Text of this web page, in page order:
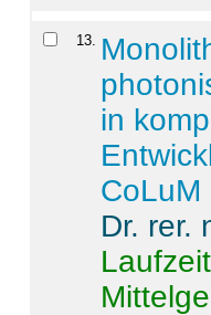
13
in
CoLuM
Dr. rer.